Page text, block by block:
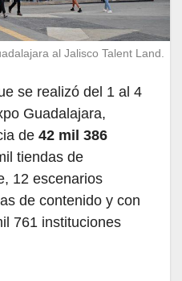
al Jalisco Talent Land.
se realizó del 1 al 4
Guadalajara,
de 42 mil 386
tiendas de
12 escenarios
de contenido y con
761 instituciones